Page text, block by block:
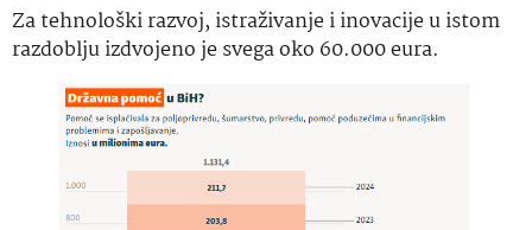
Za tehnološki razvoj, istraživanje i inovacije u istom
razdoblju izdvojeno je svega oko 60.000 eura.